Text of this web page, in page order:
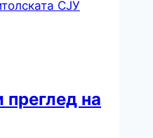
преглед на